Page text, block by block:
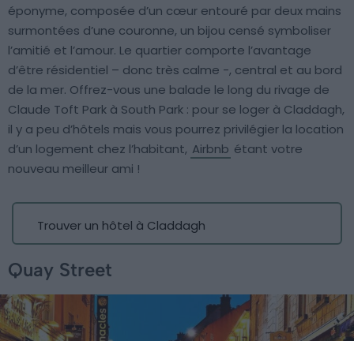
éponyme, composée d’un cœur entouré par deux mains
surmontées d’une couronne, un bijou censé symboliser
l’amitié et l’amour. Le quartier comporte l’avantage
d’être résidentiel – donc très calme -, central et au bord
de la mer. Offrez-vous une balade le long du rivage de
Claude Toft Park à South Park : pour se loger à Claddagh,
il y a peu d’hôtels mais vous pourrez privilégier la location
d’un logement chez l’habitant, Airbnb étant votre
nouveau meilleur ami !
Trouver un hôtel à Claddagh
Quay Street